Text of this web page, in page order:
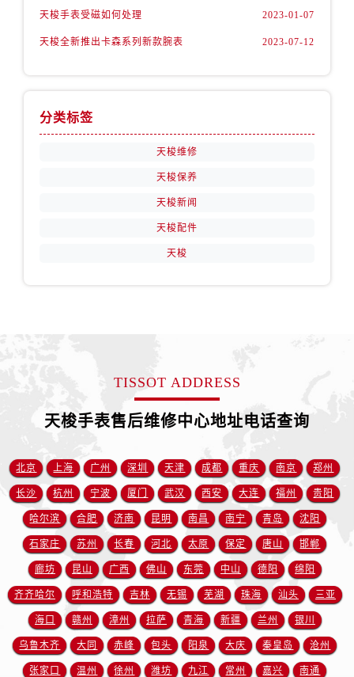
江苏省南通市崇川区工农路57号圆融广场写字楼16层1603室天梭售后服务中心（需提前预约）
天梭手表受磁如何处理 2023-01-07
天梭全新推出卡森系列新款腕表 2023-07-12
分类标签
天梭维修
天梭保养
天梭新闻
天梭配件
天梭
TISSOT ADDRESS
天梭手表售后维修中心地址电话查询
北京 上海 广州 深圳 天津 成都 重庆 南京 郑州
长沙 杭州 宁波 厦门 武汉 西安 大连 福州 贵阳
哈尔滨 合肥 济南 昆明 南昌 南宁 青岛 沈阳
石家庄 苏州 长春 河北 太原 保定 唐山 邯郸
廊坊 昆山 广西 佛山 东莞 中山 德阳 绵阳
齐齐哈尔 呼和浩特 吉林 无锡 芜湖 珠海 汕头 三亚
海口 赣州 漳州 拉萨 青海 新疆 兰州 银川
乌鲁木齐 大同 赤峰 包头 阳泉 大庆 秦皇岛 沧州
张家口 温州 徐州 潍坊 九江 常州 嘉兴 南通